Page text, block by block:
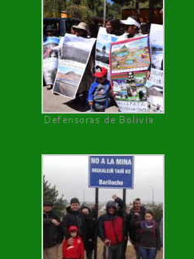
Defensoras de Bolivia